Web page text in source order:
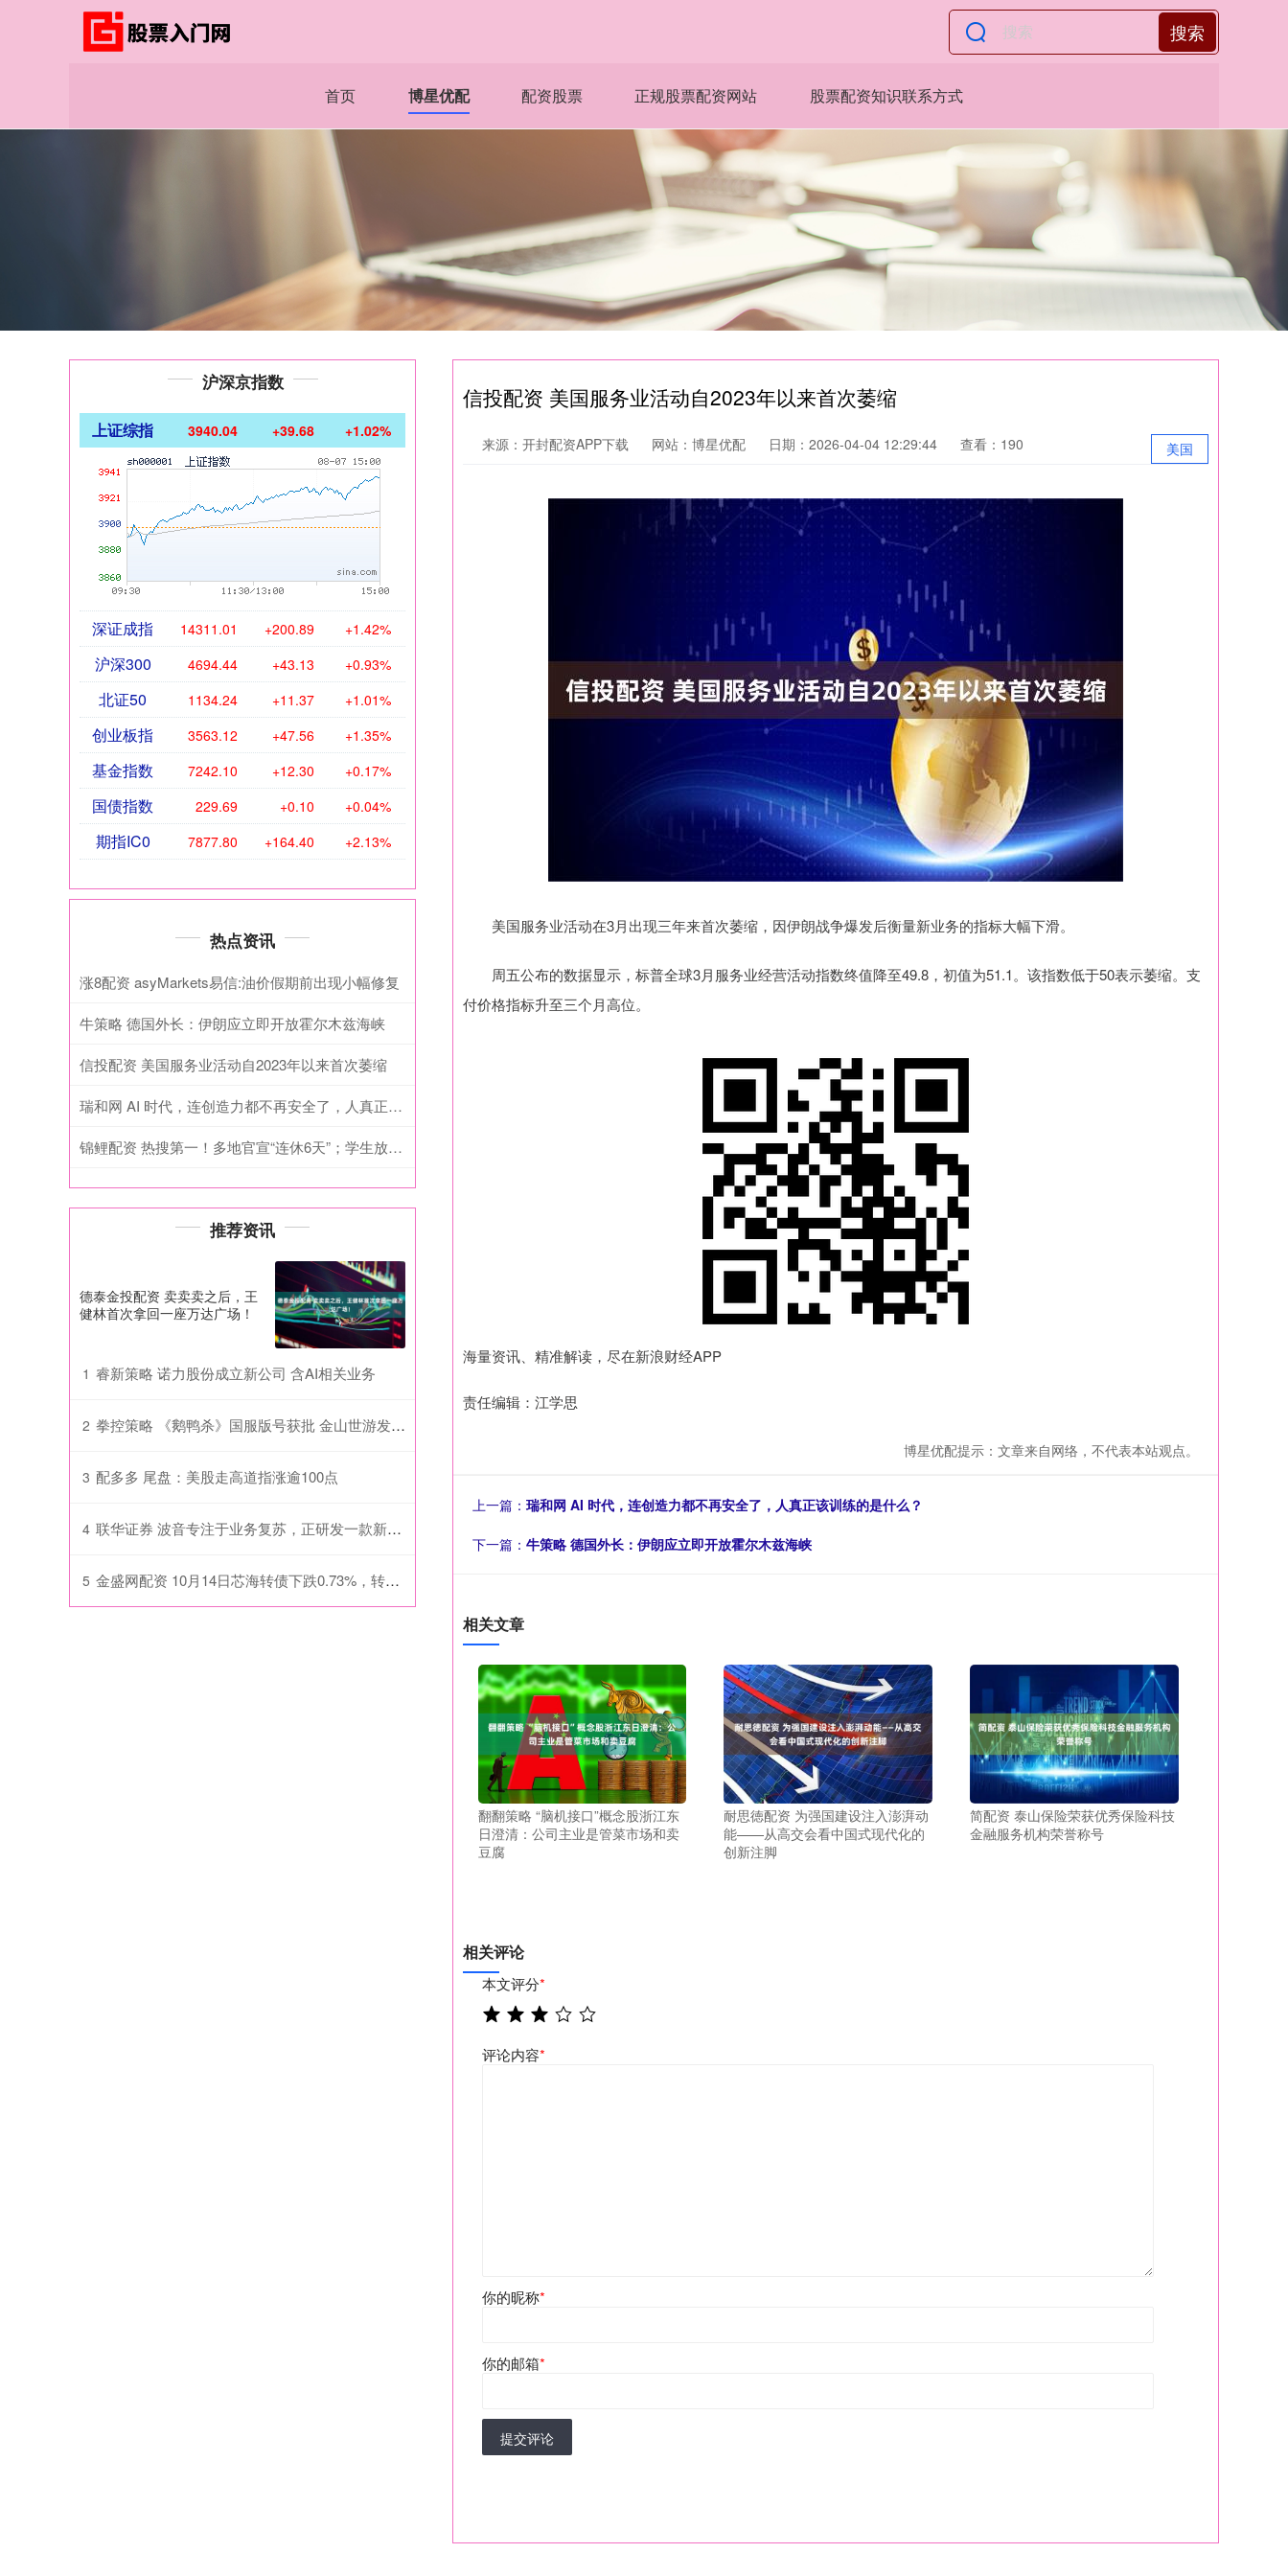
搜索
首页 博星优配 配资股票 正规股票配资网站 股票配资知识联系方式
信投配资 美国服务业活动自2023年以来首次萎缩
美国
来源：开封配资APP下载 网站：博星优配 日期：2026-04-04 12:29:44 查看：190
美国服务业活动在3月出现三年来首次萎缩，因伊朗战争爆发后衡量新业务的指标大幅下滑。
周五公布的数据显示，标普全球3月服务业经营活动指数终值降至49.8，初值为51.1。该指数低于50表示萎缩。支
付价格指标升至三个月高位。
海量资讯、精准解读，尽在新浪财经APP
责任编辑：江学思
博星优配提示：文章来自网络，不代表本站观点。
上一篇： 瑞和网 AI 时代，连创造力都不再安全了，人真正该训练的是什么？
下一篇： 牛策略 德国外长：伊朗应立即开放霍尔木兹海峡
相关文章
翻翻策略 “脑机接口”概念股浙江东
日澄清：公司主业是管菜市场和卖
豆腐
耐思徳配资 为强国建设注入澎湃动
能——从高交会看中国式现代化的
创新注脚
简配资 泰山保险荣获优秀保险科技
金融服务机构荣誉称号
相关评论
本文评分*
评论内容*
你的昵称*
你的邮箱*
提交评论
沪深京指数
上证综指 3940.04 +39.68 +1.02%
深证成指 14311.01 +200.89 +1.42%
沪深300 4694.44 +43.13 +0.93%
北证50 1134.24 +11.37 +1.01%
创业板指 3563.12 +47.56 +1.35%
基金指数 7242.10 +12.30 +0.17%
国债指数 229.69 +0.10 +0.04%
期指IC0 7877.80 +164.40 +2.13%
热点资讯
涨8配资 asyMarkets易信:油价假期前出现小幅修复
牛策略 德国外长：伊朗应立即开放霍尔木兹海峡
信投配资 美国服务业活动自2023年以来首次萎缩
瑞和网 AI 时代，连创造力都不再安全了，人真正该训练的是什么？
锦鲤配资 热搜第一！多地官宣“连休6天”；学生放春秋假，家长不放，怎么办？
推荐资讯
德泰金投配资 卖卖卖之后，王
健林首次拿回一座万达广场！
1 睿新策略 诺力股份成立新公司 含AI相关业务
2 拳控策略 《鹅鸭杀》国服版号获批 金山世游发放兑换码开启“鸭力测试”_游戏_玩家_中国
3 配多多 尾盘：美股走高道指涨逾100点
4 联华证券 波音专注于业务复苏，正研发一款新型单通道客机
5 金盛网配资 10月14日芯海转债下跌0.73%，转股溢价率88.48%